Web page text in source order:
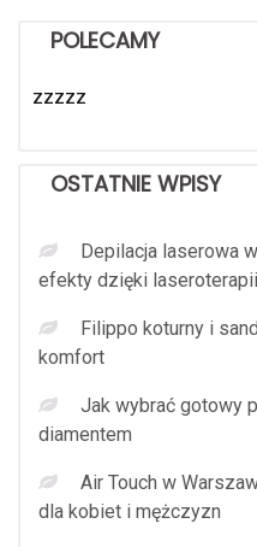
POLECAMY
zzzzz
OSTATNIE WPISY
Depilacja laserowa
efekty dzięki laseroterapii
Filippo koturny i
komfort
Jak wybrać gotowy
diamentem
Air Touch w
dla kobiet i mężczyzn